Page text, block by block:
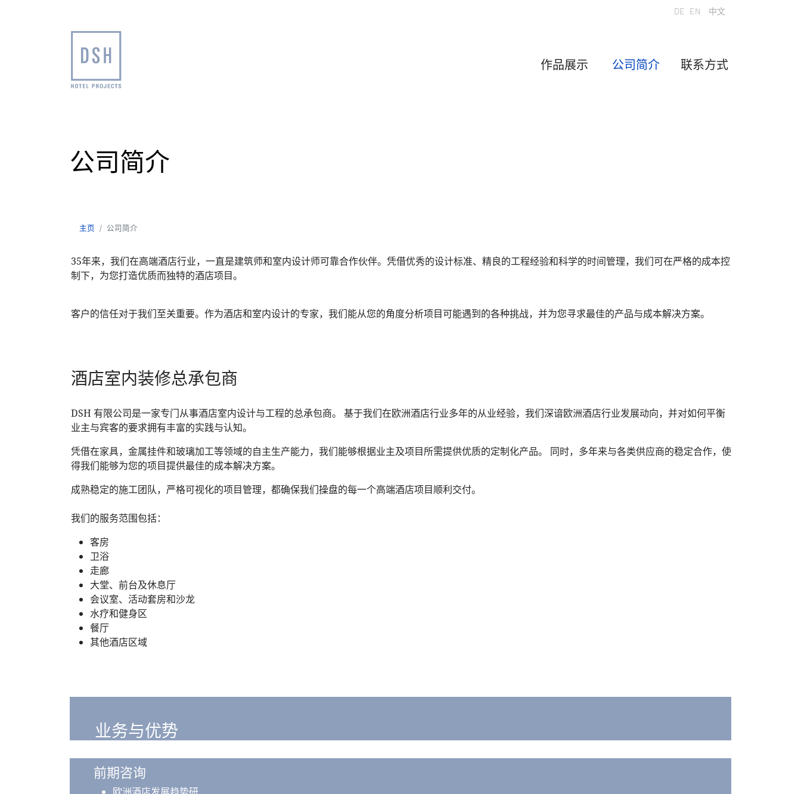
选择你的语音
DE EN 中文
作品展示 公司简介 联系方式
公司简介
主页 公司简介
35年来，我们在高端酒店行业，一直是建筑师和室内设计师可靠合作伙伴。凭借优秀的设计标准、精良的工程经验和科学的时间管理，我们可在严格的成本控
制下，为您打造优质而独特的酒店项目。
客户的信任对于我们至关重要。作为酒店和室内设计的专家，我们能从您的角度分析项目可能遇到的各种挑战，并为您寻求最佳的产品与成本解决方案。
酒店室内装修总承包商
DSH 有限公司是一家专门从事酒店室内设计与工程的总承包商。 基于我们在欧洲酒店行业多年的从业经验，我们深谙欧洲酒店行业发展动向，并对如何平衡
业主与宾客的要求拥有丰富的实践与认知。
凭借在家具，金属挂件和玻璃加工等领域的自主生产能力，我们能够根据业主及项目所需提供优质的定制化产品。 同时，多年来与各类供应商的稳定合作，使
得我们能够为您的项目提供最佳的成本解决方案。
成熟稳定的施工团队，严格可视化的项目管理，都确保我们操盘的每一个高端酒店项目顺利交付。
我们的服务范围包括：
客房
卫浴
走廊
大堂、前台及休息厅
会议室、活动套房和沙龙
水疗和健身区
餐厅
其他酒店区域
业务与优势
前期咨询